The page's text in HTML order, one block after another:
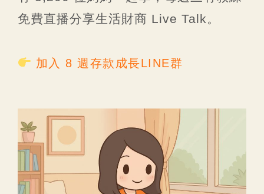
免費直播分享生活財商 Live Talk。
加入 8 週存款成長LINE群